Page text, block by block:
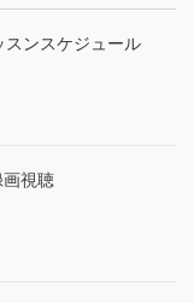
ンスケジュール
視聴